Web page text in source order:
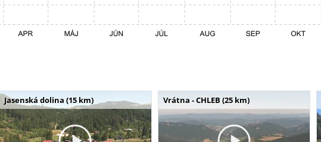
Jasenská dolina (15 km) Vrátna - CHLEB (25 km)